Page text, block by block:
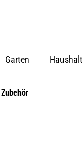
Garten Haushalt